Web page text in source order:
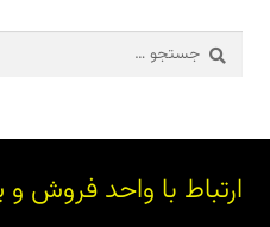
جستجو
برای:
ارتباط با واحد فروش و